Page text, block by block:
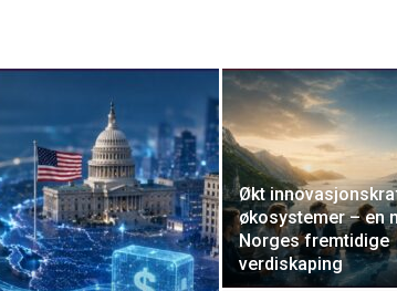
Økt
økosystemer – en
Norges fremtidige
verdiskaping